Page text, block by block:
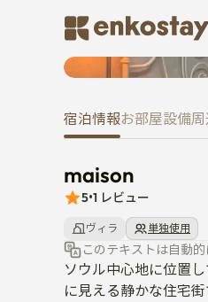
maison
宿泊情報お部屋設備周
maison
5•1 レビュー
ヴィラ 単独使用
このテキストは自動
ソウル中心地に位置
に見える静かな住宅